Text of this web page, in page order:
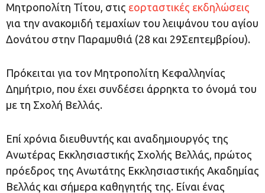
Μητροπολίτη Τίτου, στις εορταστικές εκδηλώσεις
για την ανακομιδή τεμαχίων του λειψάνου του αγίου
Δονάτου στην Παραμυθιά (28 και 29Σεπτεμβρίου).
Πρόκειται για τον Μητροπολίτη Κεφαλληνίας
Δημήτριο, που έχει συνδέσει άρρηκτα το όνομά του
με τη Σχολή Βελλάς.
Επί χρόνια διευθυντής και αναδημιουργός της
Ανωτέρας Εκκλησιαστικής Σχολής Βελλάς, πρώτος
πρόεδρος της Ανωτάτης Εκκλησιαστικής Ακαδημίας
Βελλάς και σήμερα καθηγητής της. Είναι ένας